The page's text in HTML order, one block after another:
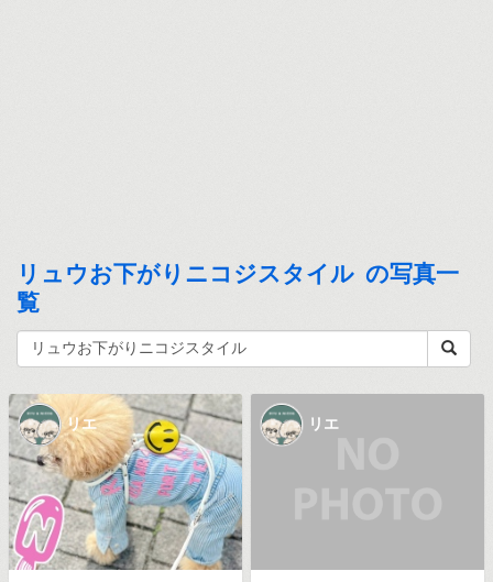
リュウお下がりニコジスタイル の写真一
覧
リエ リエ